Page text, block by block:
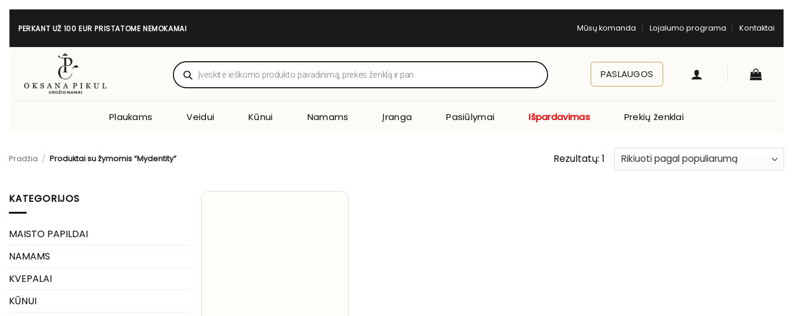
Skip
PERKANT UŽ 100 EUR PRISTATOME NEMOKAMAI Mūsų komanda Lojalumo programa Kontaktai
Products
search PASLAUGOS
Plaukams Veidui Kūnui Namams Įranga Pasiūlymai Išpardavimas Prekių ženklai
Pradžia / Produktai su žymomis “Mydentity” Rezultatų: 1
KATEGORIJOS
MAISTO PAPILDAI
NAMAMS
KVEPALAI
KŪNUI